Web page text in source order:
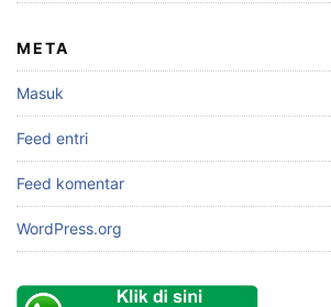
META
Masuk
Feed entri
Feed komentar
WordPress.org